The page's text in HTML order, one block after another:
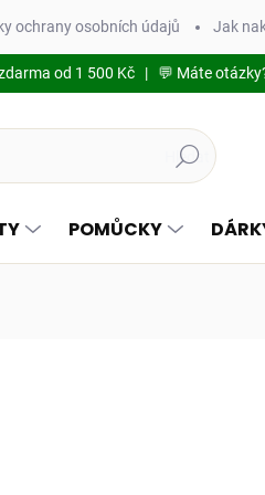
ochrany osobních údajů Jak
od 1 500 Kč | 💬 Máte
Hledat
POMŮCKY